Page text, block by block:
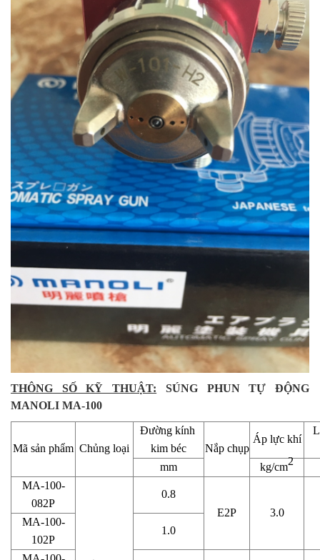
THÔNG SỐ KỸ THUẬT: SÚNG PHUN TỰ ĐỘNG
MANOLI MA-100
Mã sản phẩm Chủng loại
Đường kính
kim béc
Nắp chụp
Áp lực khí
mm kg/cm2
MA-100-
082P
0.8
E2P
3.0
MA-100-
102P
1.0